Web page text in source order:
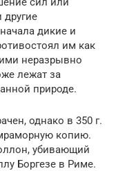
дикие и
им как
неразрывно
лежат за
природе.
однако в 350 г.
копию.
убивающий
Боргезе в Риме.